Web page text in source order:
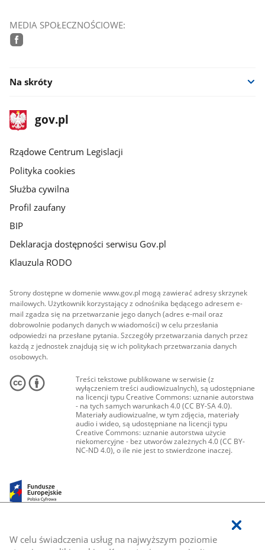
W celu świadczenia usług na najwyższym poziomie
MEDIA SPOŁECZNOŚCIOWE:
Na skróty
stopka
gov.plStrona
gov.pl
Rządowe Centrum Legislacji
Polityka cookies
Służba cywilna
Profil zaufany
BIP
Deklaracja dostępności serwisu Gov.pl
Klauzula RODO
Strony dostępne w domenie www.gov.pl mogą zawierać adresy skrzynek
mailowych. Użytkownik korzystający z odnośnika będącego adresem e-
mail zgadza się na przetwarzanie jego danych (adres e-mail oraz
dobrowolnie podanych danych w wiadomości) w celu przesłania
odpowiedzi na przesłane pytania. Szczegóły przetwarzania danych przez
każdą z jednostek znajdują się w ich politykach przetwarzania danych
osobowych.
Treści tekstowe publikowane w serwisie (z
wyłączeniem treści audiowizualnych), są udostępniane
na licencji typu Creative Commons: uznanie autorstwa
- na tych samych warunkach 4.0 (CC BY-SA 4.0).
Materiały audiowizualne, w tym zdjęcia, materiały
audio i wideo, są udostępniane na licencji typu
Creative Commons: uznanie autorstwa użycie
niekomercyjne - bez utworów zależnych 4.0 (CC BY-
NC-ND 4.0), o ile nie jest to stwierdzone inaczej.